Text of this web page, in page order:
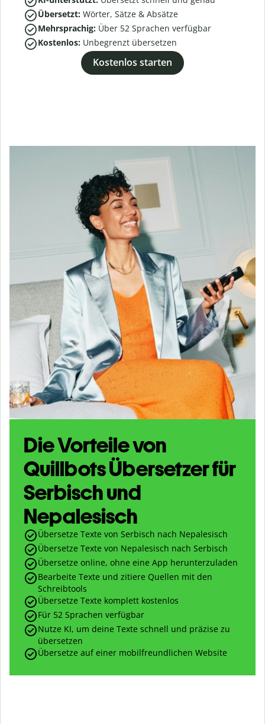
Übersetzt: Wörter, Sätze & Absätze
Mehrsprachig: Über 52 Sprachen verfügbar
Kostenlos: Unbegrenzt übersetzen
Kostenlos starten
Die Vorteile von
Quillbots Übersetzer für
Serbisch und
Nepalesisch
Übersetze Texte von Serbisch nach Nepalesisch
Übersetze Texte von Nepalesisch nach Serbisch
Übersetze online, ohne eine App herunterzuladen
Bearbeite Texte und zitiere Quellen mit den
Schreibtools
Übersetze Texte komplett kostenlos
Für 52 Sprachen verfügbar
Nutze KI, um deine Texte schnell und präzise zu
übersetzen
Übersetze auf einer mobilfreundlichen Website